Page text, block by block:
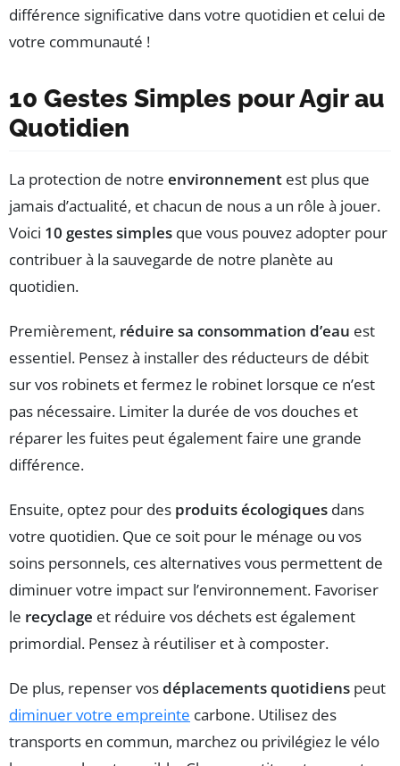
différence significative dans votre quotidien et celui de
votre communauté !
10 Gestes Simples pour Agir au
Quotidien
La protection de notre environnement est plus que
jamais d’actualité, et chacun de nous a un rôle à jouer.
Voici 10 gestes simples que vous pouvez adopter pour
contribuer à la sauvegarde de notre planète au
quotidien.
Premièrement, réduire sa consommation d’eau est
essentiel. Pensez à installer des réducteurs de débit
sur vos robinets et fermez le robinet lorsque ce n’est
pas nécessaire. Limiter la durée de vos douches et
réparer les fuites peut également faire une grande
différence.
Ensuite, optez pour des produits écologiques dans
votre quotidien. Que ce soit pour le ménage ou vos
soins personnels, ces alternatives vous permettent de
diminuer votre impact sur l’environnement. Favoriser
le recyclage et réduire vos déchets est également
primordial. Pensez à réutiliser et à composter.
De plus, repenser vosdéplacements quotidiens peut
diminuer votre empreinte carbone. Utilisez des
transports en commun, marchez ou privilégiez le vélo